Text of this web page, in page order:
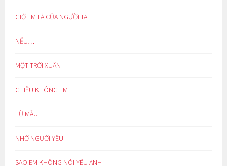
GIỜ EM LÀ CỦA NGƯỜI TA
NẾU…
MỘT TRỜI XUÂN
CHIỀU KHÔNG EM
TỪ MẪU
NHỚ NGƯỜI YÊU
SAO EM KHÔNG NÓI YÊU ANH